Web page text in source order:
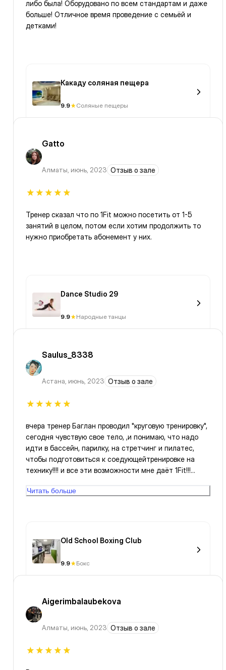
либо была! Оборудовано по всем стандартам и даже
больше! Отличное время проведение с семьёй и
детками!
Какаду соляная пещера
9.9 Соляные пещеры
Gatto
Алматы, июнь, 2023 Отзыв о зале
Тренер сказал что по 1Fit можно посетить от 1-5
занятий в целом, потом если хотим продолжить то
нужно приобретать абонемент у них.
Dance Studio 29
9.9 Народные танцы
Saulus_8338
Астана, июнь, 2023 Отзыв о зале
вчера тренер Баглан проводил "круговую тренировку",
сегодня чувствую свое тело, ,и понимаю, что надо
идти в бассейн, парилку, на стретчинг и пилатес,
чтобы подготовиться к соедующейтренировке на
технику!!!! и все эти возможности мне даёт 1Fit!!!
создателю!!! какие замечательные тренера--
Читать больше
Old School Boxing Club
9.9 Бокс
Aigerimbalaubekova
Алматы, июнь, 2023 Отзыв о зале